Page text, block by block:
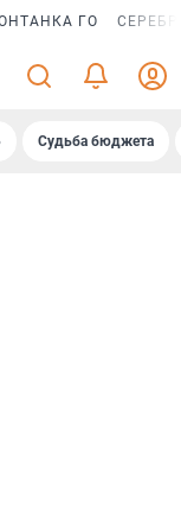
ГО
Судьба бюджета